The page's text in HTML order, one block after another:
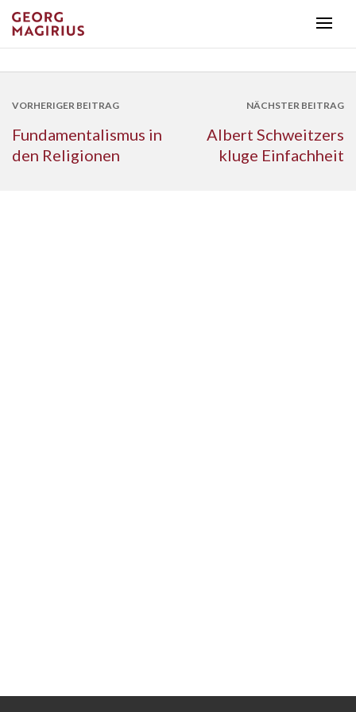
VORHERIGER BEITRAG
Fundamentalismus in
den Religionen
NÄCHSTER BEITRAG
Albert Schweitzers
kluge Einfachheit